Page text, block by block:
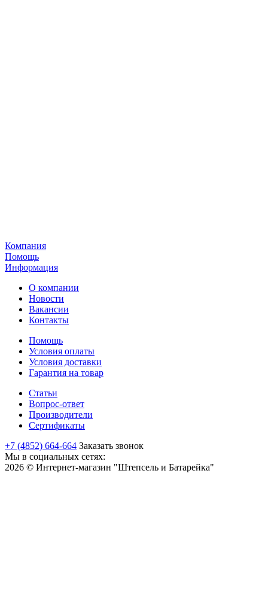
Компания
Помощь
Информация
О компании
Новости
Вакансии
Контакты
Помощь
Условия оплаты
Условия доставки
Гарантия на товар
Статьи
Вопрос-ответ
Производители
Сертификаты
+7 (4852) 664-664 Заказать звонок
Мы в социальных сетях:
2026 © Интернет-магазин "Штепсель и Батарейка"